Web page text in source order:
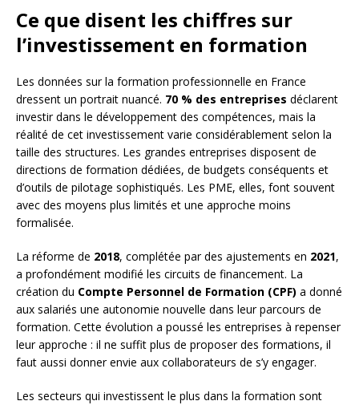
Ce que disent les chiffres sur
l’investissement en formation
Les données sur la formation professionnelle en France
dressent un portrait nuancé. 70 % des entreprises déclarent
investir dans le développement des compétences, mais la
réalité de cet investissement varie considérablement selon la
taille des structures. Les grandes entreprises disposent de
directions de formation dédiées, de budgets conséquents et
d’outils de pilotage sophistiqués. Les PME, elles, font souvent
avec des moyens plus limités et une approche moins
formalisée.
La réforme de 2018, complétée par des ajustements en 2021,
a profondément modifié les circuits de financement. La
création du Compte Personnel de Formation (CPF) a donné
aux salariés une autonomie nouvelle dans leur parcours de
formation. Cette évolution a poussé les entreprises à repenser
leur approche : il ne suffit plus de proposer des formations, il
faut aussi donner envie aux collaborateurs de s’y engager.
Les secteurs qui investissent le plus dans la formation sont